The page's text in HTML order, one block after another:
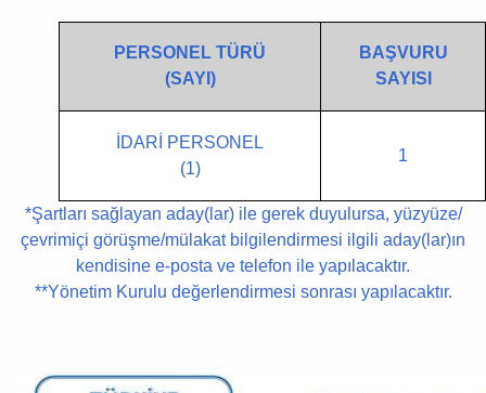
PERSONEL TÜRÜ
(SAYI)
BAŞVURU
SAYISI
İDARİ PERSONEL
(1)
1
*Şartları sağlayan aday(lar) ile gerek duyulursa, yüzyüze/
çevrimiçi görüşme/mülakat bilgilendirmesi ilgili aday(lar)ın
kendisine e-posta ve telefon ile yapılacaktır.
**Yönetim Kurulu değerlendirmesi sonrası yapılacaktır.